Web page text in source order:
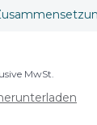
MwSt.